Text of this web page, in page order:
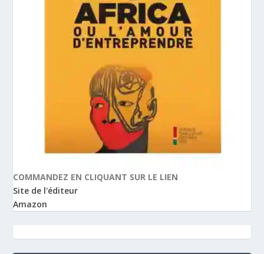
COMMANDEZ EN CLIQUANT SUR LE LIEN
Site de l'éditeur
Amazon